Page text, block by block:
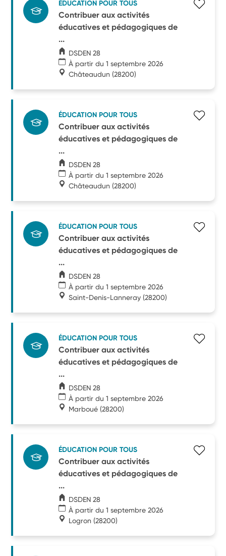
ÉDUCATION POUR TOUS
Contribuer aux activités
éducatives et pédagogiques de
...
DSDEN 28
À partir du 1 septembre 2026
Châteaudun (28200)
ÉDUCATION POUR TOUS
Contribuer aux activités
éducatives et pédagogiques de
...
DSDEN 28
À partir du 1 septembre 2026
Châteaudun (28200)
ÉDUCATION POUR TOUS
Contribuer aux activités
éducatives et pédagogiques de
...
DSDEN 28
À partir du 1 septembre 2026
Saint-Denis-Lanneray (28200)
ÉDUCATION POUR TOUS
Contribuer aux activités
éducatives et pédagogiques de
...
DSDEN 28
À partir du 1 septembre 2026
Marboué (28200)
ÉDUCATION POUR TOUS
Contribuer aux activités
éducatives et pédagogiques de
...
DSDEN 28
À partir du 1 septembre 2026
Logron (28200)